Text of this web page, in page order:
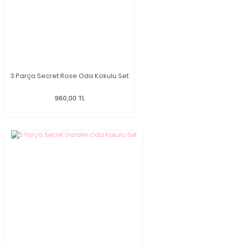
3 Parça Secret Rose Oda Kokulu Set
960,00 TL